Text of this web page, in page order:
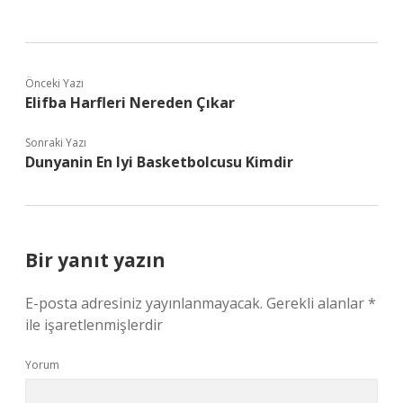
Önceki Yazı
Elifba Harfleri Nereden Çıkar
Sonraki Yazı
Dunyanin En Iyi Basketbolcusu Kimdir
Bir yanıt yazın
E-posta adresiniz yayınlanmayacak. Gerekli alanlar*
ile işaretlenmişlerdir
Yorum